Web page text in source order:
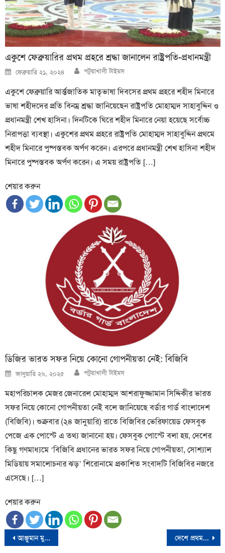
একুশে ফেব্রুয়ারির প্রথম প্রহরে শ্রদ্ধা জানালেন রাষ্ট্রপতি-প্রধানমন্ত্রী
Posted
on
ফেব্রুয়ারি ২১, ২০২৪ Author
পটুয়াখালী টাইমস
একুশে ফেব্রুয়ারি আর্ন্তজাতিক মাতৃভাষা দিবসের প্রথম প্রহরে শহীদ মিনারে
ভাষা শহীদদের প্রতি বিনম্র শ্রদ্ধা জানিয়েছেন রাষ্ট্রপতি মোহাম্মদ সাহাবুদ্দিন ও
প্রধানমন্ত্রী শেখ হাসিনা। দিনটিকে ঘিরে শহীদ মিনারে নেয়া হয়েছে সর্বোচ্চ
নিরাপত্তা ব্যবস্থা। একুশের প্রথম প্রহরে রাষ্ট্রপতি মোহাম্মদ সাহাবুদ্দিন প্রথমে
শহীদ মিনারে পুষ্পস্তবক অর্পণ করেন। এরপরে প্রধানমন্ত্রী শেখ হাসিনা শহীদ
মিনারে পুষ্পস্তবক অর্পণ করেন। এ সময় রাষ্ট্রপতি […]
শেয়ার করুন
ডিজির ভারত সফর নিয়ে কোনো গোপনীয়তা নেই: বিজিবি
Posted
on
জানুয়ারি ২৬, ২০২৫ Author
পটুয়াখালী টাইমস
মহাপরিচালক মেজর জেনারেল মোহাম্মদ আশরাফুজ্জামান সিদ্দিকীর ভারত
সফর নিয়ে কোনো গোপনীয়তা নেই বলে জানিয়েছে বর্ডার গার্ড বাংলাদেশ
(বিজিবি)। শুক্রবার (২৪ জানুয়ারি) রাতে বিজিবির ভেরিফায়েড ফেসবুক
পেজে এক পোস্টে এ তথ্য জানানো হয়। ফেসবুক পোস্টে বলা হয়, দেশের
কিছু গণমাধ্যমে ‘বিজিবি প্রধানের ভারত সফর নিয়ে গোপনীয়তা, সোশ্যাল
মিডিয়ায় সমালোচনার ঝড়’ শিরোনামে প্রকাশিত সংবাদটি বিজিবির নজরে
এসেছে। […]
শেয়ার করুন
Post
আঞ্জুমান মুফিদুলের নতুন ভবন উদ্বোধন করলেন প্রধান উপদেষ্টা দেশে প্রথমবারের মতো জিকা ভাইরাসের ক্লাস্টার শনাক্ত